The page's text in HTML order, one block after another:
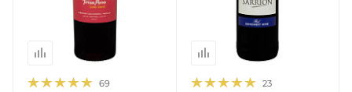
69 23